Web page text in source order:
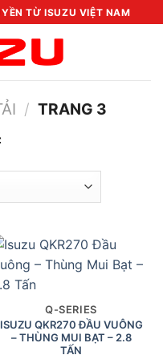
TỪ ISUZU VIỆT NAM
/ TRANG 3
Q-SERIES
ISUZU QKR270 ĐẦU VUÔNG
– THÙNG MUI BẠT – 2.8
TẤN